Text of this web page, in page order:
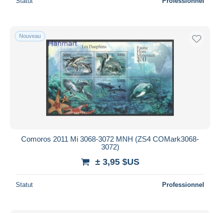
Nouveau
Comoros 2011 Mi 3068-3072 MNH (ZS4 COMark3068-
3072)
± 3,95 $US
Statut Professionnel